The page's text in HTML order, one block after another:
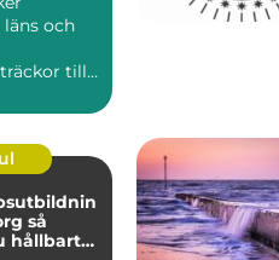
och
till
När
så
hållbart